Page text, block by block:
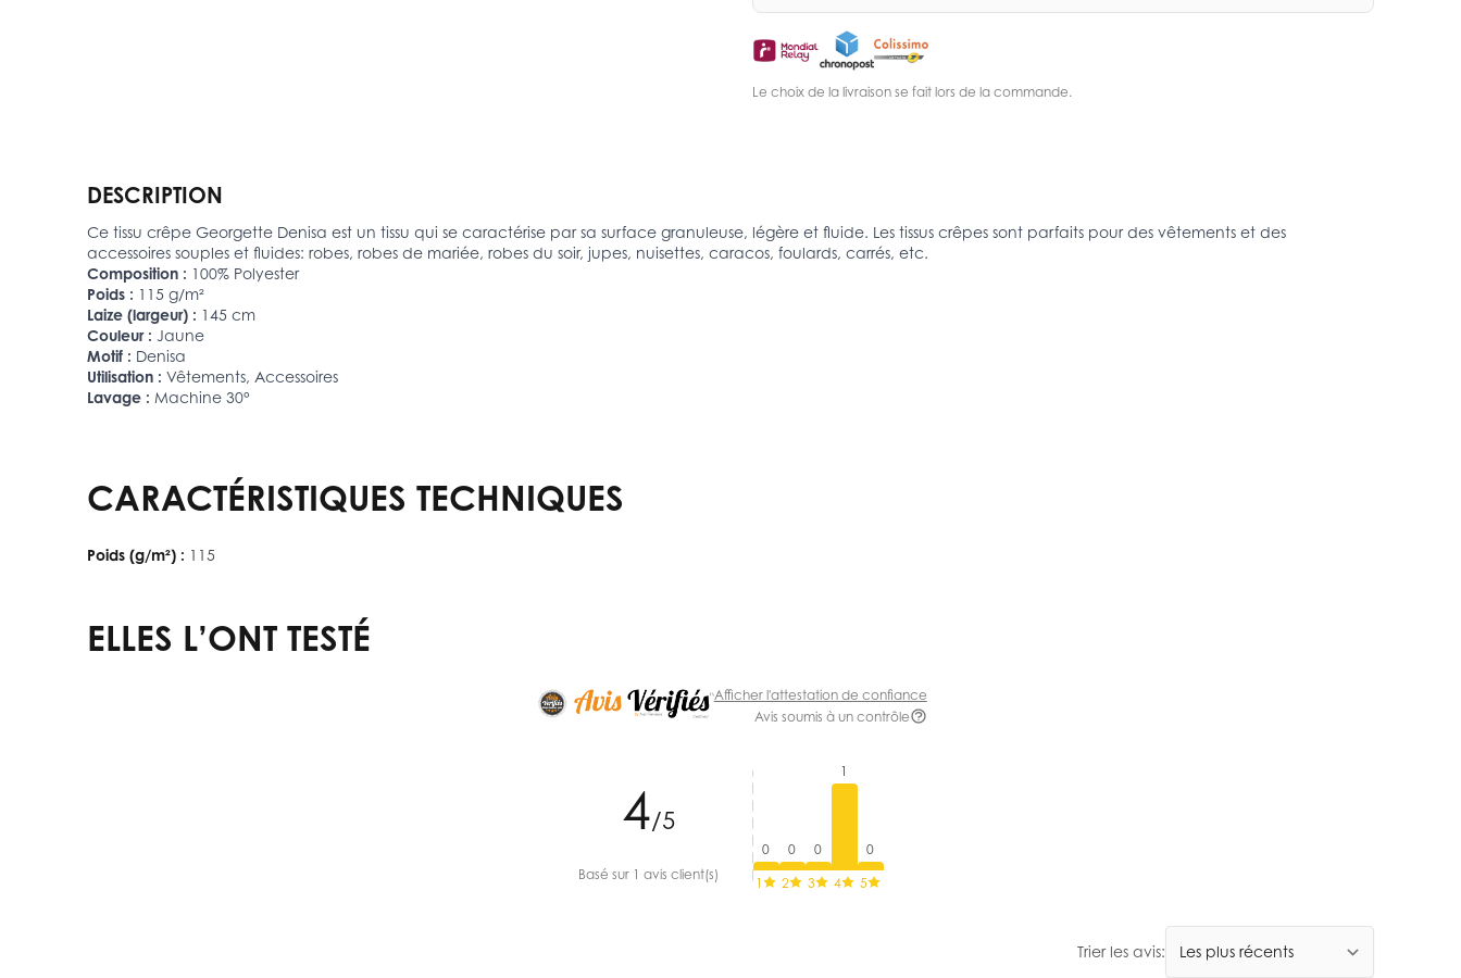
Le choix de la livraison se fait lors de la commande.
DESCRIPTION
Ce tissu crêpe Georgette Denisa est un tissu qui se caractérise par sa surface granuleuse, légère et fluide. Les tissus crêpes sont parfaits pour des vêtements et des
accessoires souples et fluides: robes, robes de mariée, robes du soir, jupes, nuisettes, caracos, foulards, carrés, etc.
Composition : 100% Polyester
Poids : 115 g/m²
Laize (largeur) : 145 cm
Couleur : Jaune
Motif : Denisa
Utilisation : Vêtements, Accessoires
Lavage : Machine 30°
CARACTÉRISTIQUES TECHNIQUES
Poids (g/m²) : 115
ELLES L’ONT TESTÉ
Afficher l'attestation de confiance
Avis soumis à un contrôle
4/5
Basé sur 1 avis client(s)
0
1
0
2
0
3
1
4
0
5
Trier les avis: